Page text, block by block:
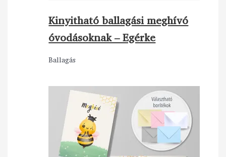
Kinyitható ballagási meghívó
óvodásoknak – Egérke
Ballagás